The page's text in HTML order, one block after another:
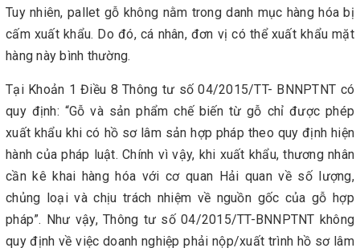
Tuy nhiên, pallet gỗ không nằm trong danh mục hàng hóa bị
cấm xuất khẩu. Do đó, cá nhân, đơn vị có thể xuất khẩu mặt
hàng này bình thường.
Tại Khoản 1 Điều 8 Thông tư số 04/2015/TT- BNNPTNT có
quy định: “Gỗ và sản phẩm chế biến từ gỗ chỉ được phép
xuất khẩu khi có hồ sơ lâm sản hợp pháp theo quy định hiện
hành của pháp luật. Chính vì vậy, khi xuất khẩu, thương nhân
cần kê khai hàng hóa với cơ quan Hải quan về số lượng,
chủng loại và chịu trách nhiệm về nguồn gốc của gỗ hợp
pháp”. Như vậy, Thông tư số 04/2015/TT-BNNPTNT không
quy định về việc doanh nghiệp phải nộp/xuất trình hồ sơ lâm